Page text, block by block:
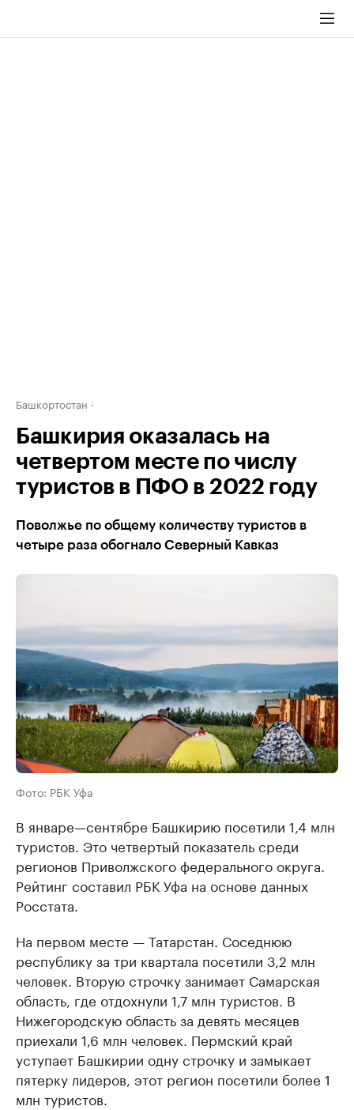
Башкортостан
Башкирия оказалась на
четвертом месте по числу
туристов в ПФО в 2022 году
Поволжье по общему количеству туристов в
четыре раза обогнало Северный Кавказ
Фото: РБК Уфа
В январе—сентябре Башкирию посетили 1,4 млн
туристов. Это четвертый показатель среди
регионов Приволжского федерального округа.
Рейтинг составил РБК Уфа на основе данных
Росстата.
На первом месте — Татарстан. Соседнюю
республику за три квартала посетили 3,2 млн
человек. Вторую строчку занимает Самарская
область, где отдохнули 1,7 млн туристов. В
Нижегородскую область за девять месяцев
приехали 1,6 млн человек. Пермский край
уступает Башкирии одну строчку и замыкает
пятерку лидеров, этот регион посетили более 1
млн туристов.